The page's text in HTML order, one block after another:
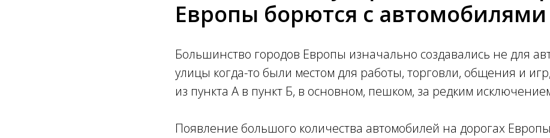
Европы борются с автомобилями
Большинство городов Европы изначально создавались не для
улицы когда-то были местом для работы, торговли, общения и
из пункта А в пункт Б, в основном, пешком, за редким
Появление большого количества автомобилей на дорогах